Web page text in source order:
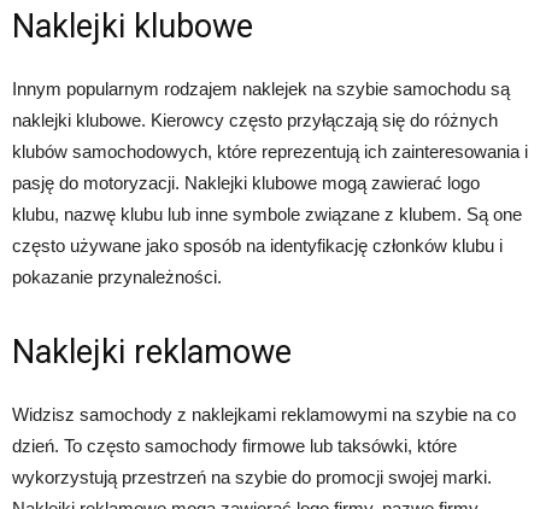
Naklejki klubowe
Innym popularnym rodzajem naklejek na szybie samochodu są
naklejki klubowe. Kierowcy często przyłączają się do różnych
klubów samochodowych, które reprezentują ich zainteresowania i
pasję do motoryzacji. Naklejki klubowe mogą zawierać logo
klubu, nazwę klubu lub inne symbole związane z klubem. Są one
często używane jako sposób na identyfikację członków klubu i
pokazanie przynależności.
Naklejki reklamowe
Widzisz samochody z naklejkami reklamowymi na szybie na co
dzień. To często samochody firmowe lub taksówki, które
wykorzystują przestrzeń na szybie do promocji swojej marki.